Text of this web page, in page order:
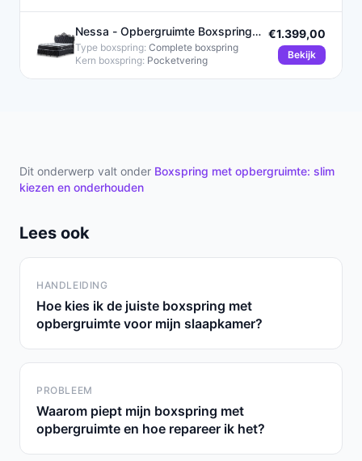
Nessa - Opbergruimte Boxspring
King - 160x200 - Zwart
Type boxspring: Complete boxspring
Kern boxspring: Pocketvering
€1.399,00
Bekijk
Dit onderwerp valt onder Boxspring met opbergruimte: slim
kiezen en onderhouden
Lees ook
HANDLEIDING
Hoe kies ik de juiste boxspring met
opbergruimte voor mijn slaapkamer?
PROBLEEM
Waarom piept mijn boxspring met
opbergruimte en hoe repareer ik het?